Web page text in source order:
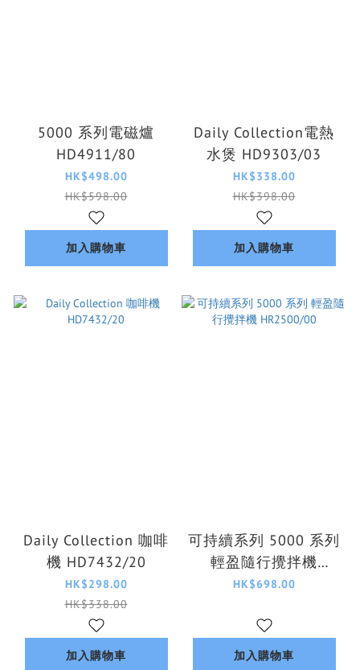
5000 系列電磁爐
HD4911/80
HK$498.00
HK$598.00
加入購物車
Daily Collection電熱
水煲 HD9303/03
HK$338.00
HK$398.00
加入購物車
Daily Collection 咖啡
機 HD7432/20
HK$298.00
HK$338.00
加入購物車
可持續系列 5000 系列
輕盈隨行攪拌機
HR2500/00
HK$698.00
加入購物車